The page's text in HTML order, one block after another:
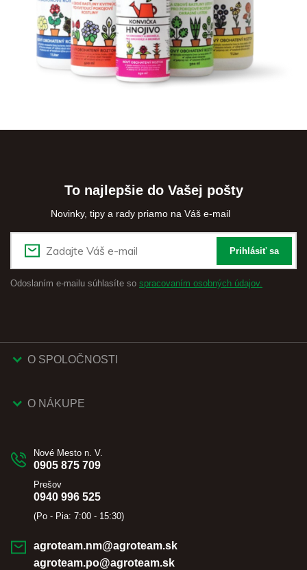
To najlepšie do Vašej pošty
Novinky, tipy a rady priamo na Váš e-mail
Prihlásiť sa
Odoslaním e-mailu súhlasíte so spracovaním osobných údajov.
O SPOLOČNOSTI
O NÁKUPE
Nové Mesto n. V.
0905 875 709
Prešov
0940 996 525
(Po - Pia: 7:00 - 15:30)
agroteam.nm@agroteam.sk
agroteam.po@agroteam.sk